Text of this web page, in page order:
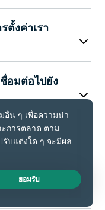
ตั้งค่าเรา
อมต่อไปยัง
นโซลนั้น
างไร? Live Chat